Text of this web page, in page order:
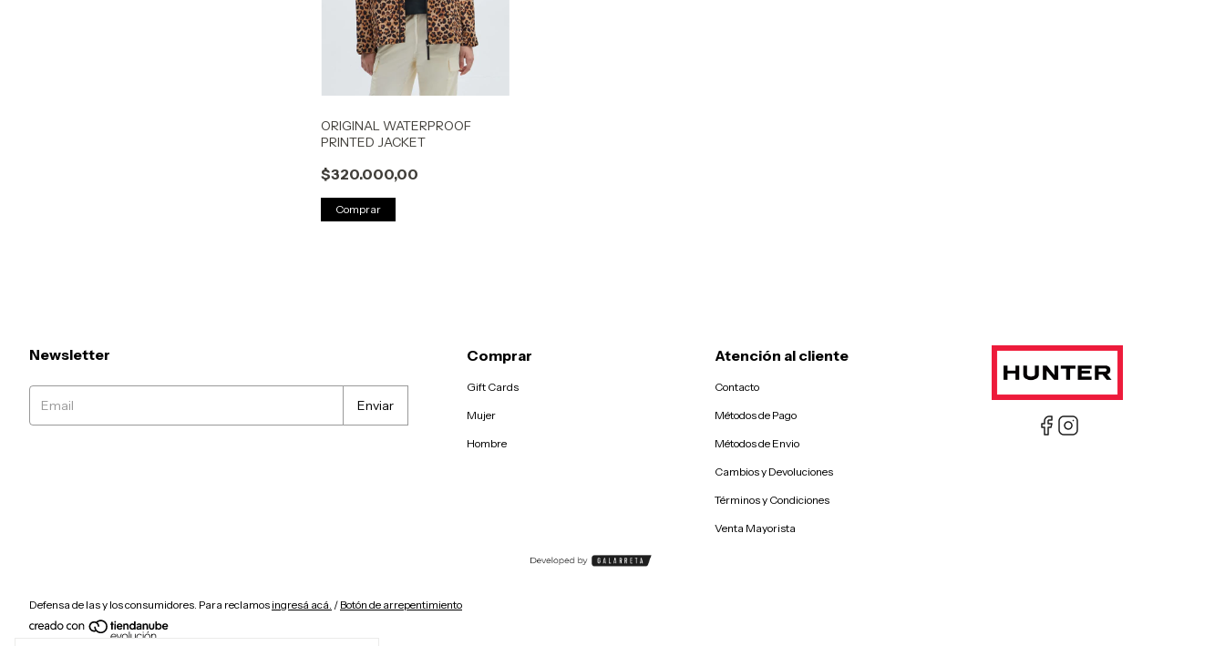
ORIGINAL WATERPROOF
PRINTED JACKET
$320.000,00
Comprar
Newsletter Comprar
Gift Cards
Mujer
Hombre
Atención al cliente
Contacto
Métodos de Pago
Métodos de Envio
Cambios y Devoluciones
Términos y Condiciones
Venta Mayorista
Defensa de las y los consumidores. Para reclamos ingresá acá. / Botón de arrepentimiento